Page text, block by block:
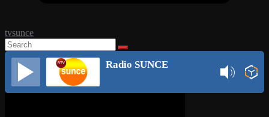
tvsunce
Radio SUNCE